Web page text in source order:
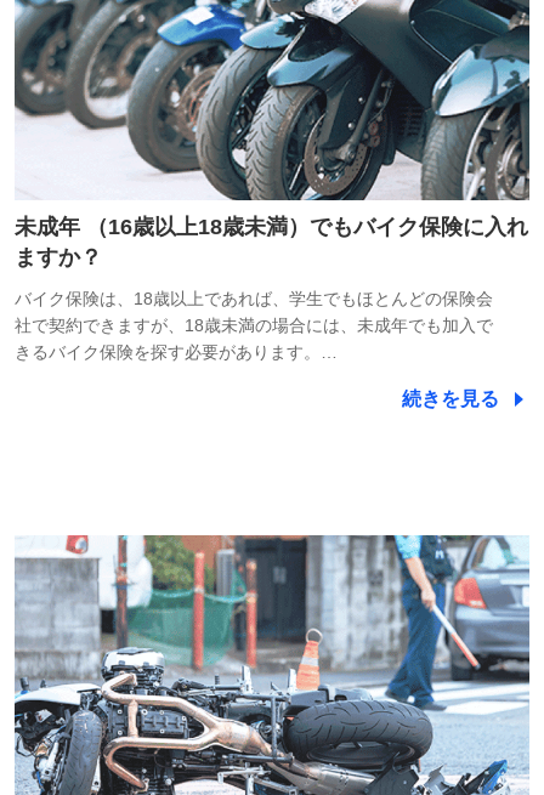
未成年 （16歳以上18歳未満）でもバイク保険に入れ
ますか？
バイク保険は、18歳以上であれば、学生でもほとんどの保険会
社で契約できますが、18歳未満の場合には、未成年でも加入で
きるバイク保険を探す必要があります。…
続きを見る